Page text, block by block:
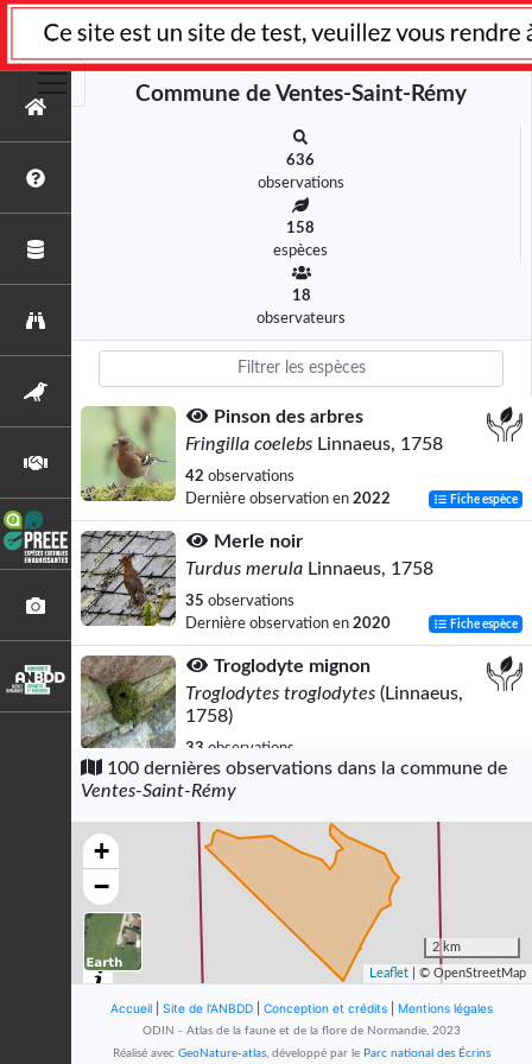
Commune de Ventes-Saint-Rémy
636
observations
158
espèces
18
observateurs
Pinson des arbres
Fringilla coelebs Linnaeus, 1758
42 observations
Dernière observation en 2022 Fiche espèce
Merle noir
Turdus merula Linnaeus, 1758
35 observations
Dernière observation en 2020 Fiche espèce
Troglodyte mignon
Troglodytes troglodytes (Linnaeus,
1758)
33 observations
Dernière observation en2022 Fiche espèce
Columba palumbusLinnaeus, 1758
32
observations
Dernière observation en
2018
Corneille noire
Corvus corone
Linnaeus, 1758
Dernière observation en
100 dernières observations dans la commune de
Ventes-Saint-Rémy
+
−
2 km
Leaflet | © OpenStreetMap
Accueil Site de l'ANBDD Conception et crédits Mentions légales
ODIN - Atlas de la faune et de la flore de Normandie, 2023
Réalisé avec GeoNature-atlas, développé par le Parc national des Écrins